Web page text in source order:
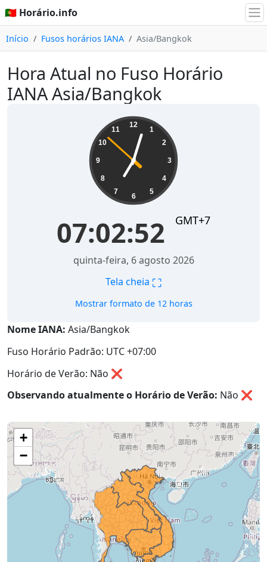
🇵🇹 Horário.info
Início Fusos horários IANA Asia/Bangkok
Hora Atual no Fuso Horário
IANA Asia/Bangkok
12
1
2
3
4
5
6
7
8
9
10
11
07:02:52 GMT+7
quinta-feira, 6 agosto 2026
Tela cheia ⛶
Mostrar formato de 12 horas
Nome IANA: Asia/Bangkok
Fuso Horário Padrão: UTC +07:00
Horário de Verão: Não ❌
Observando atualmente o Horário de Verão: Não ❌
+
−